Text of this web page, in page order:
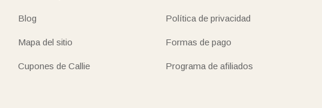
Blog
Mapa del sitio
Cupones de Callie
Política de privacidad
Formas de pago
Programa de afiliados